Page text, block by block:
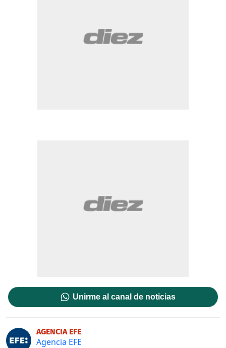
Unirme al canal de noticias
AGENCIA EFE
Agencia EFE